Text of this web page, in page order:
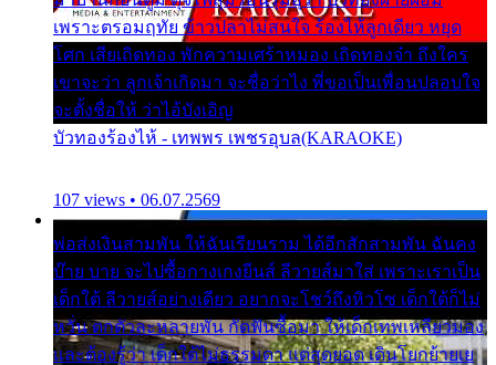
เพราะตรอมฤทัย ข้าวปลาไม่สนใจ ร้องไห้ลูกเดียว หยุด
โศก เสียเถิดทอง พักความเศร้าหมอง เถิดทองจ๋า ถึงใคร
เขาจะว่า ลูกเจ้าเกิดมา จะชื่อว่าไง พี่ขอเป็นเพื่อนปลอบใจ
จะตั้งชื่อให้ ว่าไอ้บังเอิญ
บัวทองร้องไห้ - เทพพร เพชรอุบล(KARAOKE)
107 views • 06.07.2569
พ่อส่งเงินสามพัน ให้ฉันเรียนราม ได้อีกสักสามพัน ฉันคง
บ๊าย บาย จะไปซื้อกางเกงยีนส์ ลีวายส์มาใส่ เพราะเราเป็น
เด็กใต้ ลีวายส์อย่างเดียว อยากจะโชว์ถึงหิวโซ เด็กใต้ก็ไม่
หวั่น ตกตัวละหลายพัน กัดฟันซื้อมา ให้เด็กเทพเหลียวมอง
และต้องรู้ว่า เด็กใต้ไม่ธรรมดา แต่สุดยอด เดินโยกย้ายเย